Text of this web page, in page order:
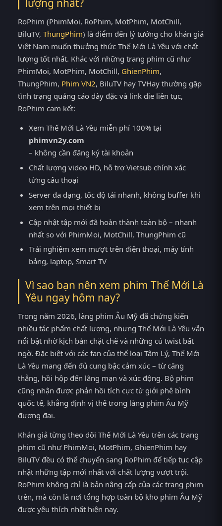
lượng nhất?
RoPhim (PhimMoi, RoPhim, MotPhim, MotChill,
BiluTV, ThungPhim) là điểm đến lý tưởng cho khán giả
Việt Nam muốn thưởng thức Thế Mới Là Yêu với chất
lượng tốt nhất. Khác với những trang phim cũ như
PhimMoi, MotPhim, MotChill, GhienPhim,
ThungPhim, Phim VN2, BiluTV hay TVHay thường gặp
tình trạng quảng cáo dày đặc và link die liên tục,
RoPhim cam kết:
Xem Thế Mới Là Yêu miễn phí 100% tại
phimvn2y.com
– không cần đăng ký tài khoản
Chất lượng video HD, hỗ trợ Vietsub chính xác
từng câu thoại
Server đa dạng, tốc độ tải nhanh, không buffer khi
xem trên mọi thiết bị
Cập nhật tập mới đã hoàn thành toàn bộ – nhanh
nhất so với PhimMoi, MotChill, ThungPhim cũ
Trải nghiệm xem mượt trên điện thoại, máy tính
bảng, laptop, Smart TV
Vì sao bạn nên xem phim Thế Mới Là
Yêu ngay hôm nay?
Trong năm 2026, làng phim Âu Mỹ đã chứng kiến
nhiều tác phẩm chất lượng, nhưng Thế Mới Là Yêu vẫn
nổi bật nhờ kịch bản chặt chẽ và những cú twist bất
ngờ. Đặc biệt với các fan của thể loại Tâm Lý, Thế Mới
Là Yêu mang đến đủ cung bậc cảm xúc – từ căng
thẳng, hồi hộp đến lãng mạn và xúc động. Bộ phim
cũng nhận được phản hồi tích cực từ giới phê bình
quốc tế, khẳng định vị thế trong làng phim Âu Mỹ
đương đại.
Khán giả từng theo dõi Thế Mới Là Yêu trên các trang
phim cũ như PhimMoi, MotPhim, GhienPhim hay
BiluTV đều có thể chuyển sang RoPhim để tiếp tục cập
nhật những tập mới nhất với chất lượng vượt trội.
RoPhim không chỉ là bản nâng cấp của các trang phim
trên, mà còn là nơi tổng hợp toàn bộ kho phim Âu Mỹ
được yêu thích nhất hiện nay.